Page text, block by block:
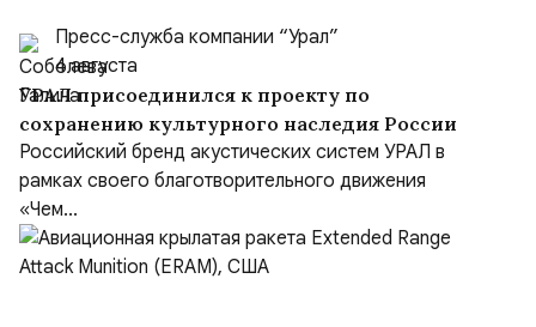
Пресс-служба компании “Урал”
4 августа
УРАЛ присоединился к проекту по
сохранению культурного наследия России
Российский бренд акустических систем УРАЛ в
рамках своего благотворительного движения
«Чем...